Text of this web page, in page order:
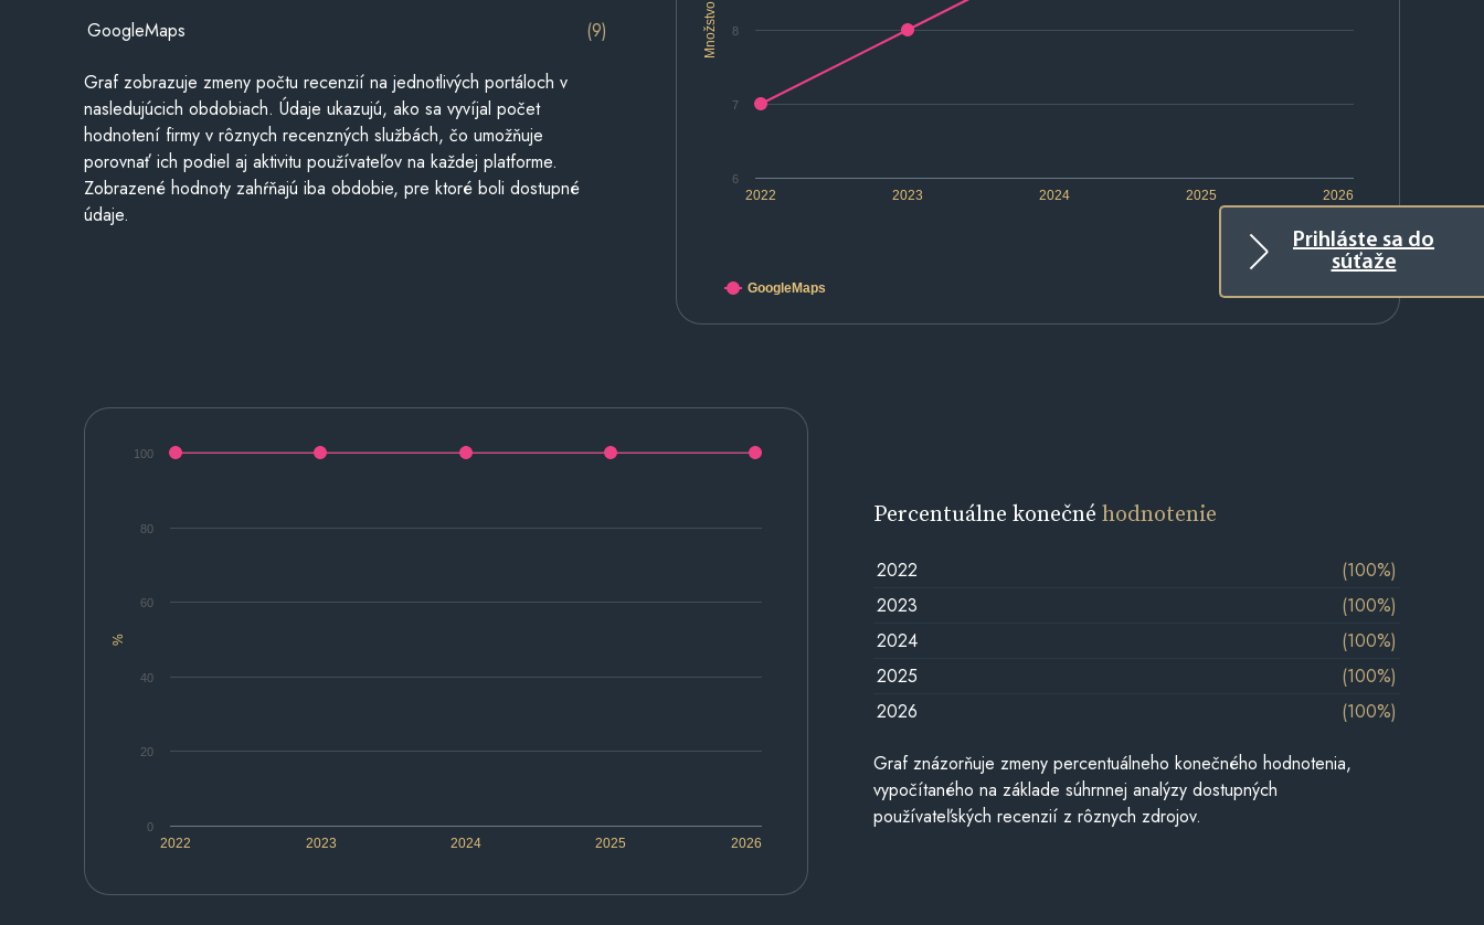
Prihláste sa do
súťaže
Množstvo
2022 2023 2024 2025 2026
7
8
6
GoogleMaps
GoogleMaps (9)
Graf zobrazuje zmeny počtu recenzií na jednotlivých portáloch v
nasledujúcich obdobiach. Údaje ukazujú, ako sa vyvíjal počet
hodnotení firmy v rôznych recenzných službách, čo umožňuje
porovnať ich podiel aj aktivitu používateľov na každej platforme.
Zobrazené hodnoty zahŕňajú iba obdobie, pre ktoré boli dostupné
údaje.
%
2022 2023 2024 2025 2026
0
20
40
60
80
100
Percentuálne konečnéhodnotenie
2022
(100%)
2023
(100%)
2024
(100%)
2025
(100%)
2026
(100%)
Graf znázorňuje zmeny percentuálneho konečného hodnotenia,
vypočítaného na základe súhrnnej analýzy dostupných
používateľských recenzií z rôznych zdrojov.